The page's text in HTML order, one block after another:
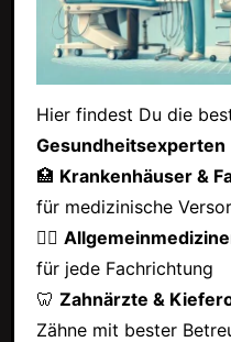
Hier findest Du die
Gesundheitsexperten
🏥 Krankenhäuser &
für medizinische
👩‍⚕️
für jede Fachrichtung
🦷 Zahnärzte &
Zähne mit bester